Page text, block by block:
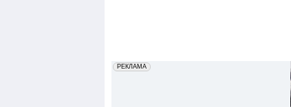
erid: 2VfnxxmNzs5
РЕКЛАМА